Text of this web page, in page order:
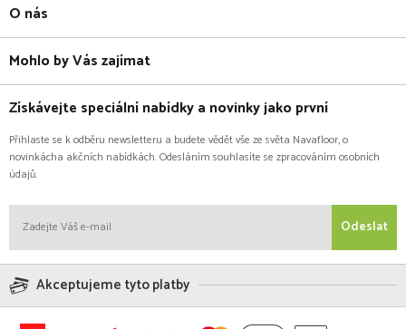
O nás
Mohlo by Vás zajímat
Získávejte speciální nabídky a novinky jako první
Přihlaste se k odběru newsletteru a budete vědět vše ze světa Navafloor, o
novinkácha akčních nabídkách. Odesláním souhlasíte se zpracováním osobních
údajů.
Odeslat
Akceptujeme tyto platby